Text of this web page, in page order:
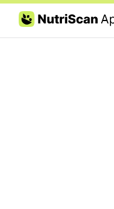
Skip to content